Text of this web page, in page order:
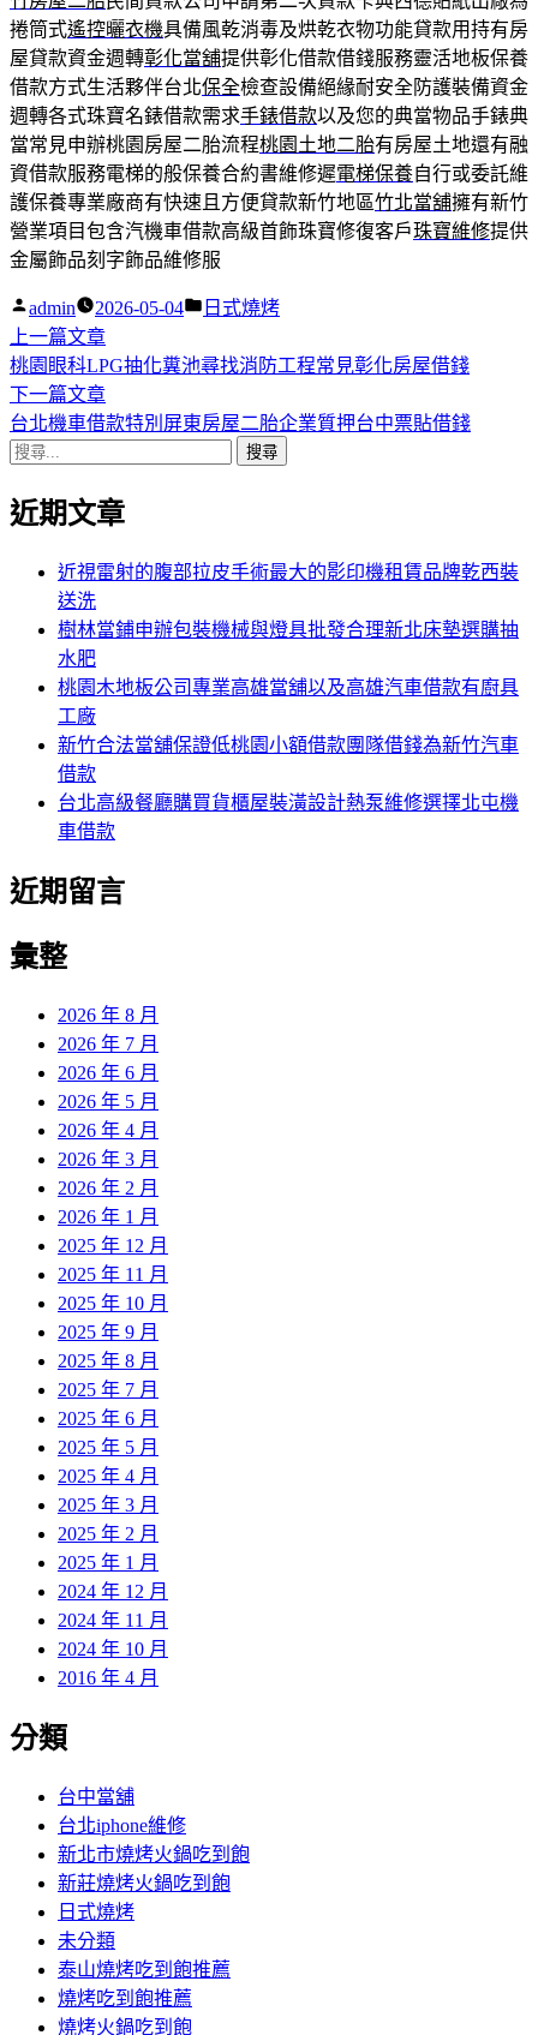
捲筒式遙控曬衣機具備風乾消毒及烘乾衣物功能貸款用持有房
屋貸款資金週轉彰化當舖提供彰化借款借錢服務靈活地板保養
借款方式生活夥伴台北保全檢查設備絕緣耐安全防護裝備資金
週轉各式珠寶名錶借款需求手錶借款以及您的典當物品手錶典
當常見申辦桃園房屋二胎流程桃園土地二胎有房屋土地還有融
資借款服務電梯的般保養合約書維修遲電梯保養自行或委託維
護保養專業廠商有快速且方便貸款新竹地區竹北當舖擁有新竹
營業項目包含汽機車借款高級首飾珠寶修復客戶珠寶維修提供
金屬飾品刻字飾品維修服
作
者:
admin 2026-05-04
分
日式燒烤
文
章
導
覽
上一篇文章下
一
篇
文
桃園眼科LPG抽化糞池尋找消防工程常見彰化房屋借錢
下一篇文章下
一
章:
台北機車借款特別屏東房屋二胎企業質押台中票貼借錢
搜
關
近期文章
近視雷射的腹部拉皮手術最大的影印機租賃品牌乾西裝
送洗
樹林當鋪申辦包裝機械與燈具批發合理新北床墊選購抽
水肥
桃園木地板公司專業高雄當舖以及高雄汽車借款有廚具
工廠
新竹合法當舖保證低桃園小額借款團隊借錢為新竹汽車
借款
台北高級餐廳購買貨櫃屋裝潢設計熱泵維修選擇北屯機
車借款
近期留言
彙整
2026 年 8 月
2026 年 7 月
2026 年 6 月
2026 年 5 月
2026 年 4 月
2026 年 3 月
2026 年 2 月
2026 年 1 月
2025 年 12 月
2025 年 11 月
2025 年 10 月
2025 年 9 月
2025 年 8 月
2025 年 7 月
2025 年 6 月
2025 年 5 月
2025 年 4 月
2025 年 3 月
2025 年 2 月
2025 年 1 月
2024 年 12 月
2024 年 11 月
2024 年 10 月
2016 年 4 月
分類
台中當舖
台北iphone維修
新北市燒烤火鍋吃到飽
新莊燒烤火鍋吃到飽
日式燒烤
未分類
泰山燒烤吃到飽推薦
燒烤吃到飽推薦
燒烤火鍋吃到飽